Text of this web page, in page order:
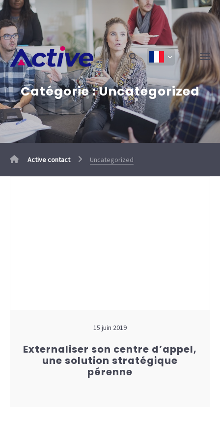
Catégorie :Uncategorized
Active contact Uncategorized
15 juin 2019
Externaliser son centre d’appel,
une solution stratégique
pérenne